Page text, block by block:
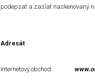
podepsat a zaslat naskenovaný
Adresát
Internetový obchod: